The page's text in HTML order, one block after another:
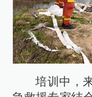
培训中，